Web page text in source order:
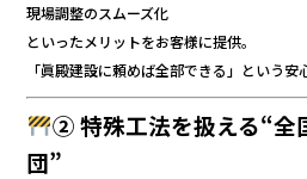
現場調整のスムーズ化
といったメリットをお客様に提供。
「眞殿建設に頼めば全部できる」という安
② 特殊工法を扱える“全
団”